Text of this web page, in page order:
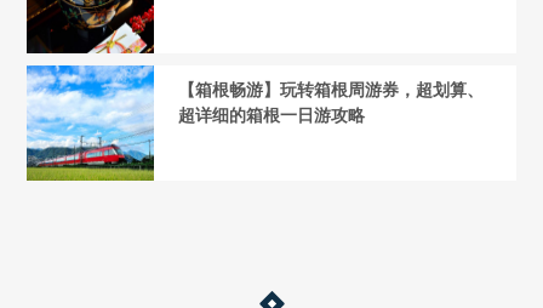
【箱根畅游】玩转箱根周游券，超划算、
超详细的箱根一日游攻略